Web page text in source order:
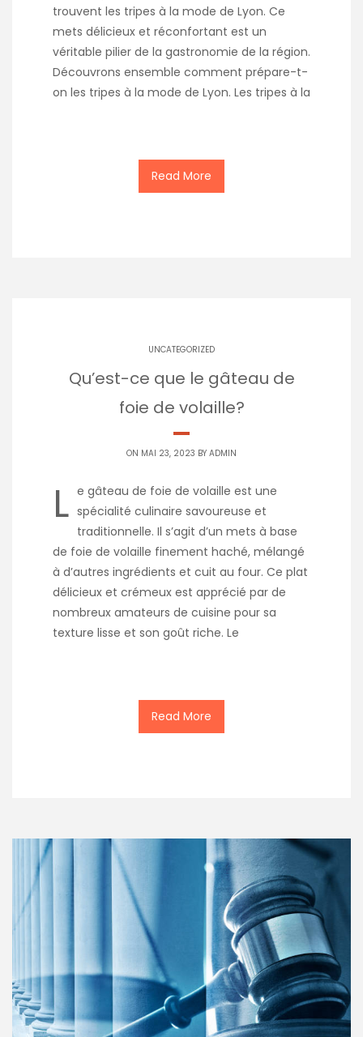
trouvent les tripes à la mode de Lyon. Ce
mets délicieux et réconfortant est un
véritable pilier de la gastronomie de la région.
Découvrons ensemble comment prépare-t-
on les tripes à la mode de Lyon. Les tripes à la
Read More
UNCATEGORIZED
Qu’est-ce que le gâteau de
foie de volaille?
ON MAI 23, 2023 BY ADMIN
L e gâteau de foie de volaille est une
spécialité culinaire savoureuse et
traditionnelle. Il s’agit d’un mets à base
de foie de volaille finement haché, mélangé
à d’autres ingrédients et cuit au four. Ce plat
délicieux et crémeux est apprécié par de
nombreux amateurs de cuisine pour sa
texture lisse et son goût riche. Le
Read More